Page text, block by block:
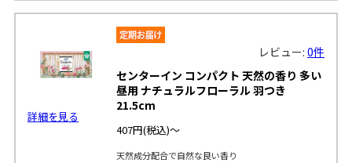
詳細を見る
レビュー:0件
センターイン コンパクト 天然の香り 多い
昼用 ナチュラルフローラル 羽つき
21.5cm
407円(税込)～
天然成分配合で自然な良い香り